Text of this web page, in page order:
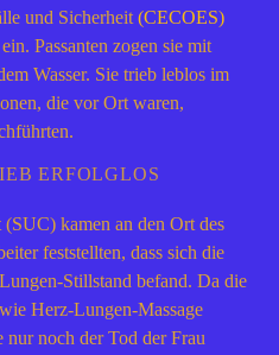
und Sicherheit (CECOES)
Passanten zogen sie mit
Wasser. Sie trieb leblos im
die vor Ort waren,
ERFOLGLOS
kamen an den Ort des
feststellten, dass sich die
Stillstand befand. Da die
Herz-Lungen-Massage
nur noch der Tod der Frau